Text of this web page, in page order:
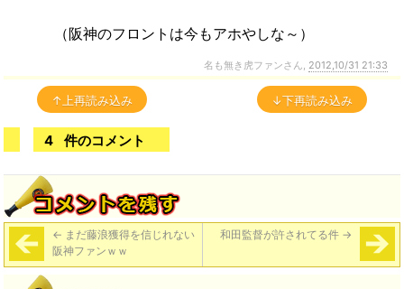
（阪神のフロントは今もアホやしな～）
名も無き虎ファンさん, 2012,10/31 21:33
↑上再読み込み ↓下再読み込み
4 件のコメント
← まだ藤浪獲得を信じれない
阪神ファンｗｗ
和田監督が許されてる件 →